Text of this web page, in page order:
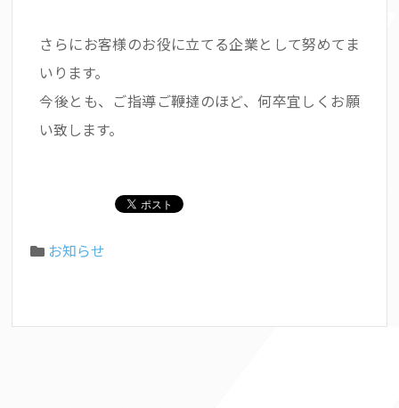
さらにお客様のお役に立てる企業として努めてま
いります。
今後とも、ご指導ご鞭撻のほど、何卒宜しくお願
い致します。
お知らせ